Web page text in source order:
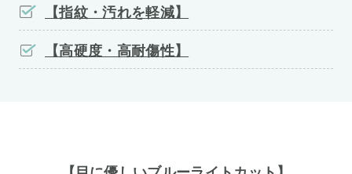
【指紋・汚れを軽減】
【高硬度・高耐傷性】